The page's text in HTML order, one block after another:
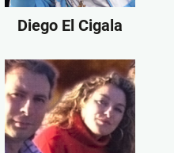
Diego El Cigala